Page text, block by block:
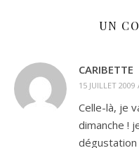
UN
CARIBETTE
15 JUILLET
Celle-là, je
dimanche !
dégustation